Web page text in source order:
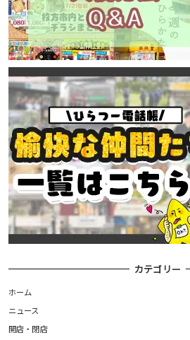
カテゴリー
ホーム
ニュース
開店・閉店